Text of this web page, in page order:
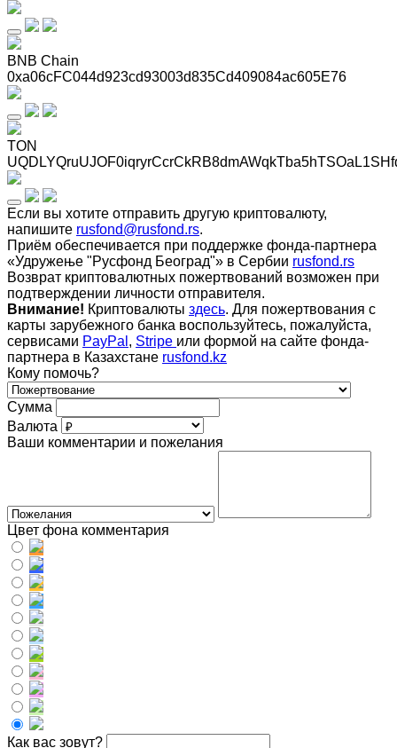
BNB Chain
0xa06cFC044d923cd93003d835Cd409084ac605E76
TON
Если вы хотите отправить другую криптовалюту,
напишите rusfond@rusfond.rs.
Приём обеспечивается при поддержке фонда-партнера
«Удружење "Русфонд Београд"» в Сербии rusfond.rs
Возврат криптовалютных пожертвований возможен при
подтверждении личности отправителя.
Внимание! Криптовалюты здесь. Для пожертвования с
карты зарубежного банка воспользуйтесь, пожалуйста,
сервисами PayPal , Stripe или формой на сайте фонда-
партнера в Казахстане rusfond.kz
Кому помочь?
Сумма
Валюта
Ваши комментарии и пожелания
Цвет фона комментария
Как вас зовут?